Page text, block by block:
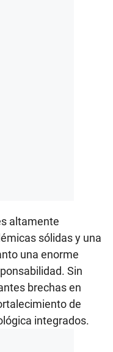
altamente
sólidas y una
una enorme
Sin
brechas en
de
integrados.